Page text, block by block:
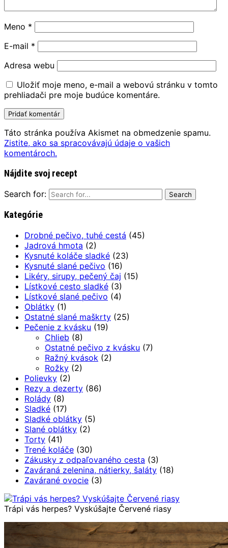
Meno *
E-mail *
Adresa webu
Uložiť moje meno, e-mail a webovú stránku v tomto
prehliadači pre moje budúce komentáre.
Táto stránka používa Akismet na obmedzenie spamu.
Zistite, ako sa spracovávajú údaje o vašich
komentároch.
Nájdite svoj recept
Search for:
Kategórie
Drobné pečivo, tuhé cestá (45)
Jadrová hmota (2)
Kysnuté koláče sladké (23)
Kysnuté slané pečivo (16)
Likéry, sirupy, pečený čaj (15)
Lístkové cesto sladké (3)
Lístkové slané pečivo (4)
Oblátky (1)
Ostatné slané maškrty (25)
Pečenie z kvásku (19)
Chlieb (8)
Ostatné pečivo z kvásku (7)
Ražný kvások (2)
Rožky (2)
Polievky (2)
Rezy a dezerty (86)
Rolády (8)
Sladké (17)
Sladké oblátky (5)
Slané oblátky (2)
Torty (41)
Trené koláče (30)
Zákusky z odpaľovaného cesta (3)
Zaváraná zelenina, nátierky, šaláty (18)
Zavárané ovocie (3)
Trápi vás herpes? Vyskúšajte Červené riasy